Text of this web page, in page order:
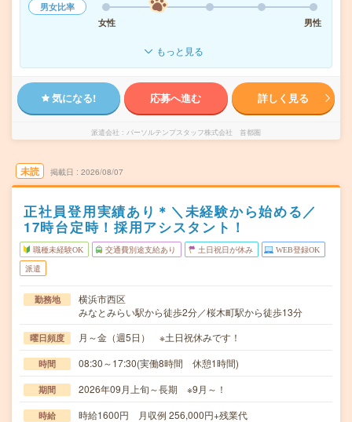
男女比率
女性
男性
もっと見る
気になる! 応募へ進む 詳しく見る
派遣会社 パーソルテンプスタッフ株式会社 首都圏
未読 掲載日 2026/08/07
正社員登用実績あり＊＼未経験から始める／
17時台定時！採用アシスタント！
職種未経験OK 交通費別途支給あり 土日祝日が休み WEB登録OK
派遣
勤務地
横浜市西区
みなとみらい駅から徒歩2分／桜木町駅から徒歩13分
曜日頻度 月～金（週5日） ※土日祝休みです！
時間 08:30～17:30(実働8時間 休憩1時間)
期間 2026年09月上旬～長期 ※9月～！
時給 時給1600円 月収例 256,000円+残業代